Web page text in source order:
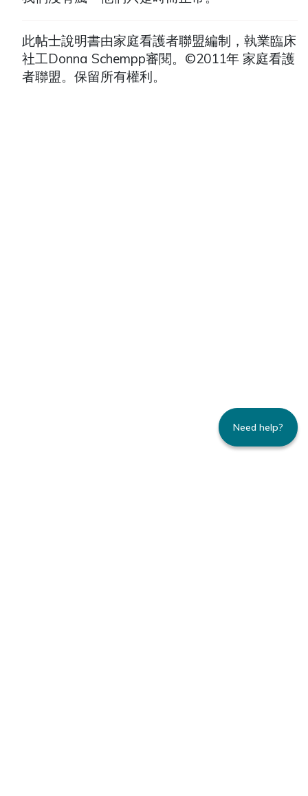
此帖士說明書由家庭看護者聯盟編制，執業臨床
社工Donna Schempp審閱。©2011年 家庭看護
者聯盟。保留所有權利。
Need help?